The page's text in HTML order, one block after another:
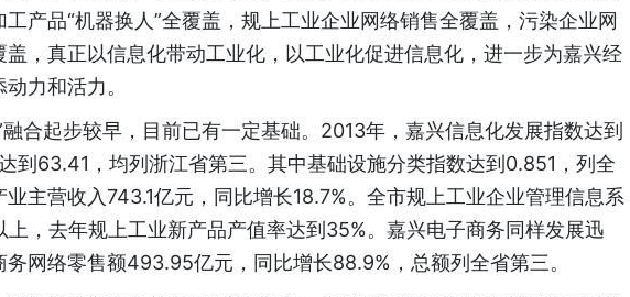
产品“机器换人”全覆盖，规上工业企业网络销售全覆盖，污染企业网
，真正以信息化带动工业化，以工业化促进信息化，进一步为嘉兴经
力和活力。
起步较早，目前已有一定基础。2013年，嘉兴信息化发展指数达到
到63.41，均列浙江省第三。其中基础设施分类指数达到0.851，列全
主营收入743.1亿元，同比增长18.7%。全市规上工业企业管理信息系
，去年规上工业新产品产值率达到35%。嘉兴电子商务同样发展迅
网络零售额493.95亿元，同比增长88.9%，总额列全省第三。